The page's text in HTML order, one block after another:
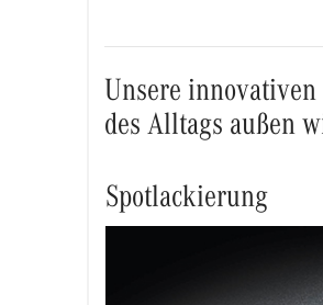
Unsere
des Alltags außen
Spotlackierung